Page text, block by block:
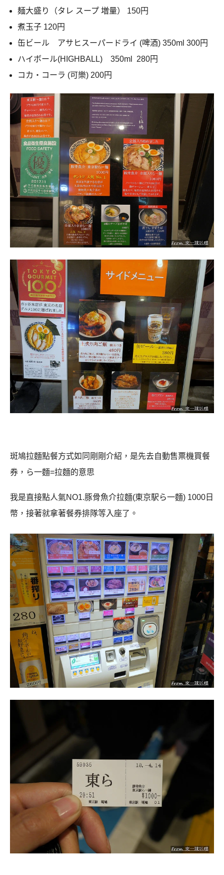
麺大盛り（タレ スープ 増量） 150円
煮玉子 120円
缶ビール アサヒスーパードライ (啤酒) 350ml 300円
ハイボール(HIGHBALL) 350ml 280円
コカ・コーラ (可樂) 200円
斑鳩拉麵點餐方式如同剛剛介紹，是先去自動售票機買餐
券，ら一麵=拉麵的意思
我是直接點人氣NO1.豚骨魚介拉麵(東京駅ら一麵) 1000日
幣，接著就拿著餐券排隊等入座了。